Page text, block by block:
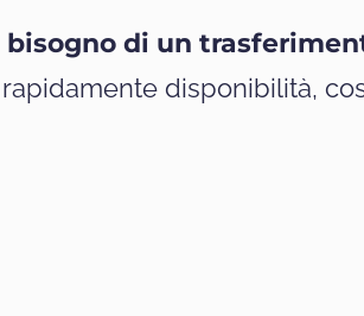
bisogno di un
disponibilità,